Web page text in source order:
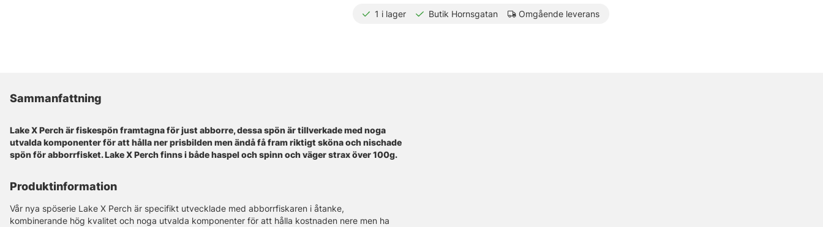
1 i lager Butik Hornsgatan Omgående leverans
Sammanfattning
Lake X Perch är fiskespön framtagna för just abborre, dessa spön är tillverkade med noga
utvalda komponenter för att hålla ner prisbilden men ändå få fram riktigt sköna och nischade
spön för abborrfisket. Lake X Perch finns i både haspel och spinn och väger strax över 100g.
Produktinformation
Vår nya spöserie Lake X Perch är specifikt utvecklade med abborrfiskaren i åtanke,
kombinerande hög kvalitet och noga utvalda komponenter för att hålla kostnaden nere men ha